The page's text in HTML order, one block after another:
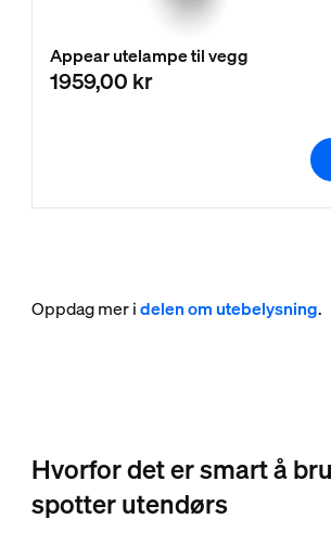
Appear utelampe til vegg
1959,00 kr
Oppdag mer idelen om utebelysning.
Hvorfor det er smart å
spotter utendørs